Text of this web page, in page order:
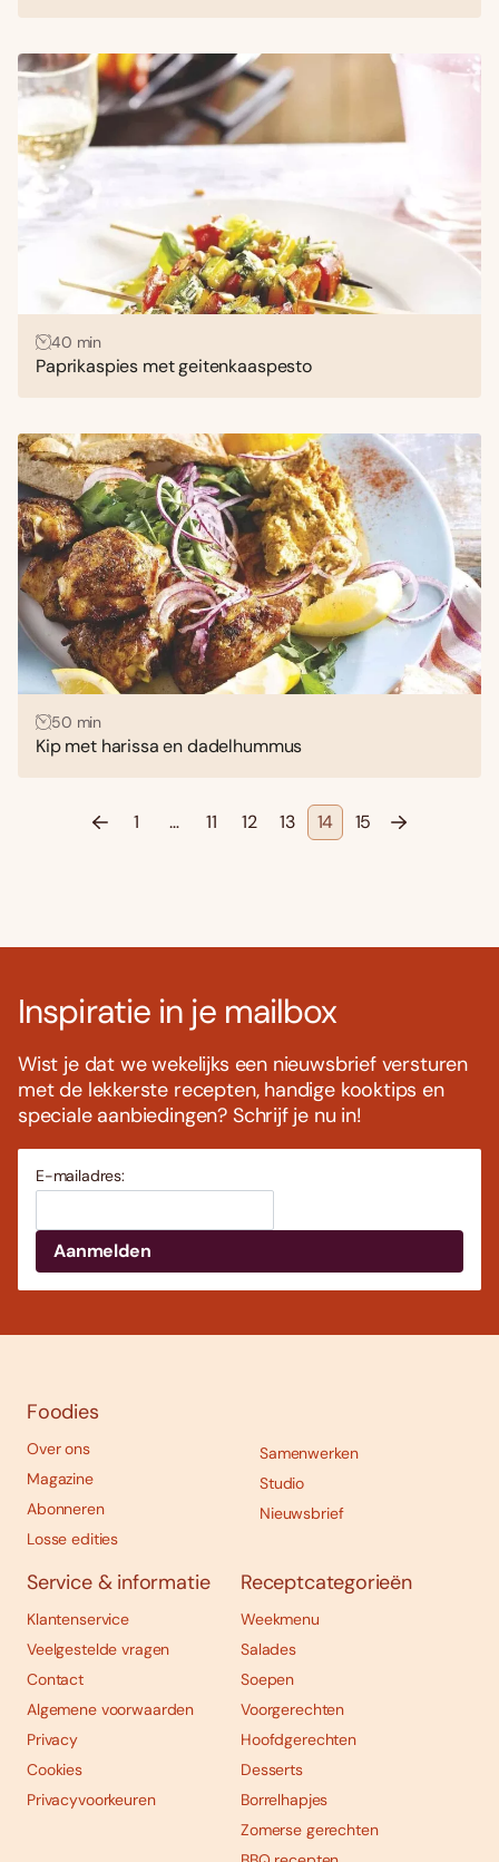
40 min
Paprikaspies met geitenkaaspesto
50 min
Kip met harissa en dadelhummus
1 … 11 12 13 14 15
Inspiratie in je mailbox
Wist je dat we wekelijks een nieuwsbrief versturen
met de lekkerste recepten, handige kooktips en
speciale aanbiedingen? Schrijf je nu in!
E-mailadres:
Foodies
Over ons
Magazine
Abonneren
Losse edities
Samenwerken
Studio
Nieuwsbrief
Service & informatie
Klantenservice
Veelgestelde vragen
Contact
Algemene voorwaarden
Privacy
Cookies
Privacyvoorkeuren
Receptcategorieën
Weekmenu
Salades
Soepen
Voorgerechten
Hoofdgerechten
Desserts
Borrelhapjes
Zomerse gerechten